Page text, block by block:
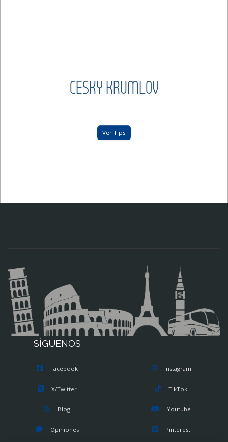
CESKY KRUMLOV
Ver Tips
SÍGUENOS
Facebook
X/Twitter
Blog
Opiniones
Instagram
TikTok
Youtube
Pinterest